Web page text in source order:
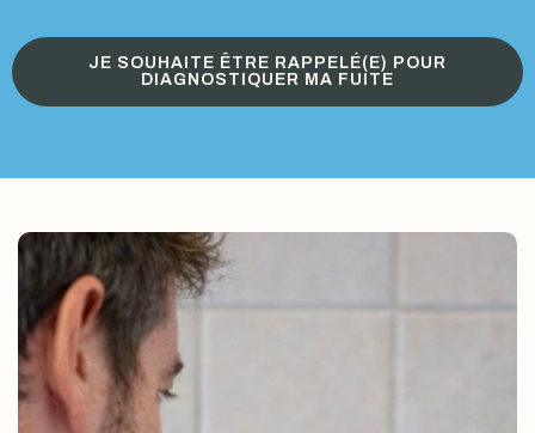
JE SOUHAITE ÊTRE RAPPELÉ(E) POUR
DIAGNOSTIQUER MA FUITE